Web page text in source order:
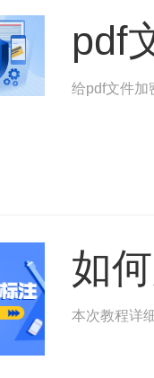
pdf
给pdf文件加
如
本次教程详